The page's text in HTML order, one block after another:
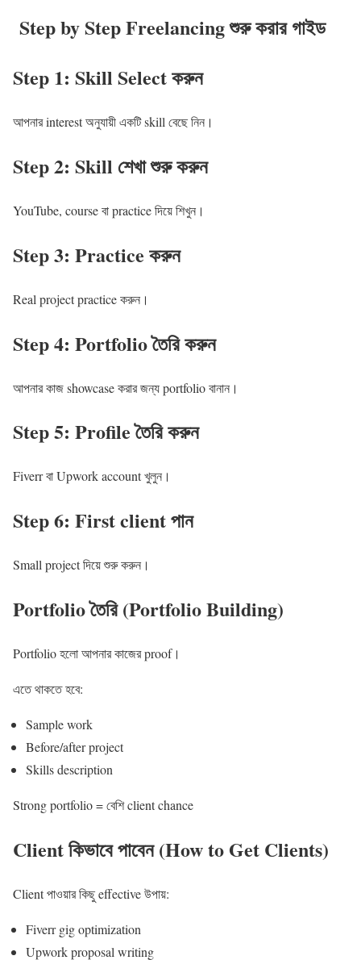
Step by Step Freelancing শুরু করার গাইড
Step 1: Skill Select করুন
আপনার interest অনুযায়ী একটি skill বেছে নিন।
Step 2: Skill শেখা শুরু করুন
YouTube, course বা practice দিয়ে শিখুন।
Step 3: Practice করুন
Real project practice করুন।
Step 4: Portfolio তৈরি করুন
আপনার কাজ showcase করার জন্য portfolio বানান।
Step 5: Profile তৈরি করুন
Fiverr বা Upwork account খুলুন।
Step 6: First client পান
Small project দিয়ে শুরু করুন।
Portfolio তৈরি (Portfolio Building)
Portfolio হলো আপনার কাজের proof।
এতে থাকতে হবে:
Sample work
Before/after project
Skills description
Strong portfolio = বেশি client chance
Client কিভাবে পাবেন (How to Get Clients)
Client পাওয়ার কিছু effective উপায়:
Fiverr gig optimization
Upwork proposal writing